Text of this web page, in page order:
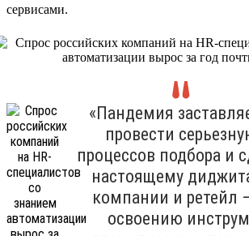
сервисами.
«Пандемия
провести
процессов подбора и
настоящему
компании и ретейл
освоению